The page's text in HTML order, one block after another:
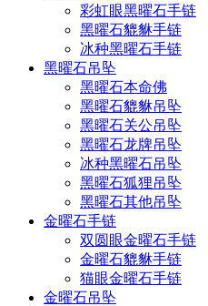
彩虹眼黑曜石手链
黑曜石貔貅手链
冰种黑曜石手链
黑曜石吊坠
黑曜石本命佛
黑曜石貔貅吊坠
黑曜石关公吊坠
黑曜石龙牌吊坠
冰种黑曜石吊坠
黑曜石狐狸吊坠
黑曜石其他吊坠
金曜石手链
双圆眼金曜石手链
金曜石貔貅手链
猫眼金曜石手链
金曜石吊坠